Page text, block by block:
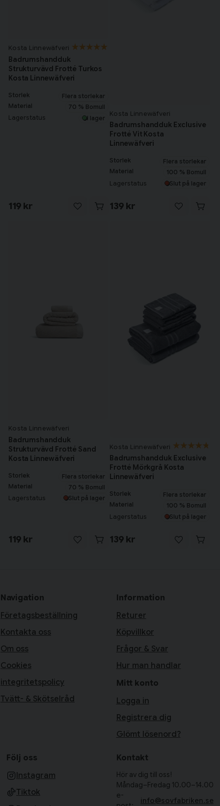
Kosta Linnewäfveri
Badrumshandduk
Strukturvävd Frotté Turkos
Kosta Linnewäfveri
Storlek
Flera storlekar
Material
70 % Bomull
Lagerstatus I lager
119 kr
Kosta Linnewäfveri
Badrumshandduk Exclusive
Frotté Vit Kosta
Linnewäfveri
Storlek
Flera storlekar
Material
100 % Bomull
Lagerstatus Slut på lager
139 kr
Kosta Linnewäfveri
Badrumshandduk
Strukturvävd Frotté Sand
Kosta Linnewäfveri
Storlek
Flera storlekar
Material
70 % Bomull
Lagerstatus Slut på lager
119 kr
Kosta Linnewäfveri
Badrumshandduk Exclusive
Frotté Mörkgrå Kosta
Linnewäfveri
Storlek
Flera storlekar
Material
100 % Bomull
Lagerstatus Slut på lager
139 kr
Navigation
Företagsbeställning
Kontakta oss
Om oss
Cookies
integritetspolicy
Tvätt- & Skötselråd
Information
Returer
Köpvillkor
Frågor & Svar
Hur man handlar
Mitt konto
Logga in
Registrera dig
Glömt lösenord?
Följ oss
Instagram
Tiktok
Kontakt
Hör av dig till oss!
Måndag–Fredag 10.00–14.00
e-
info@sovfabriken.se